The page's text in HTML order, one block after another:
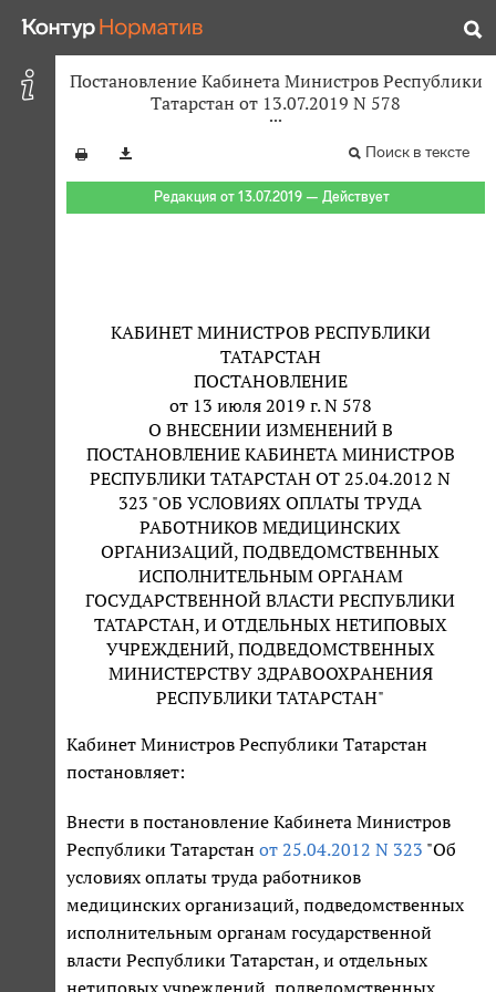
Постановление Кабинета Министров Республики
Татарстан от 13.07.2019 N 578
Поиск в тексте
Редакция от 13.07.2019 — Действует
КАБИНЕТ МИНИСТРОВ РЕСПУБЛИКИ
ТАТАРСТАН
ПОСТАНОВЛЕНИЕ
от 13 июля 2019 г. N 578
О ВНЕСЕНИИ ИЗМЕНЕНИЙ В
ПОСТАНОВЛЕНИЕ КАБИНЕТА МИНИСТРОВ
РЕСПУБЛИКИ ТАТАРСТАН ОТ 25.04.2012 N
323 "ОБ УСЛОВИЯХ ОПЛАТЫ ТРУДА
РАБОТНИКОВ МЕДИЦИНСКИХ
ОРГАНИЗАЦИЙ, ПОДВЕДОМСТВЕННЫХ
ИСПОЛНИТЕЛЬНЫМ ОРГАНАМ
ГОСУДАРСТВЕННОЙ ВЛАСТИ РЕСПУБЛИКИ
ТАТАРСТАН, И ОТДЕЛЬНЫХ НЕТИПОВЫХ
УЧРЕЖДЕНИЙ, ПОДВЕДОМСТВЕННЫХ
МИНИСТЕРСТВУ ЗДРАВООХРАНЕНИЯ
РЕСПУБЛИКИ ТАТАРСТАН"
Кабинет Министров Республики Татарстан
постановляет:
Внести в постановление Кабинета Министров
Республики Татарстан от 25.04.2012 N 323 "Об
условиях оплаты труда работников
медицинских организаций, подведомственных
исполнительным органам государственной
власти Республики Татарстан, и отдельных
нетиповых учреждений, подведомственных